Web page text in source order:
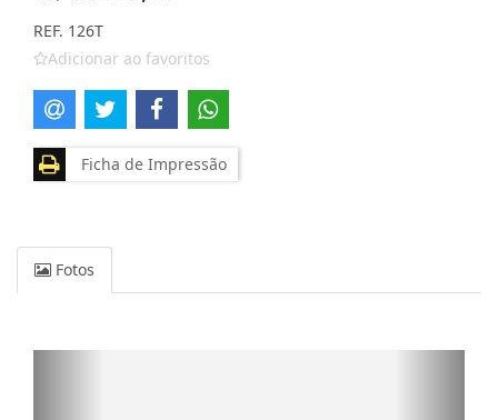
REF. 126T
Adicionar ao favoritos
Ficha de Impressão
Fotos